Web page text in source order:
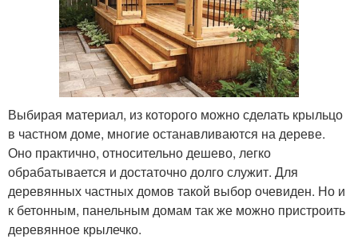
Выбирая материал, из которого можно сделать крыльцо
в частном доме, многие останавливаются на дереве.
Оно практично, относительно дешево, легко
обрабатывается и достаточно долго служит. Для
деревянных частных домов такой выбор очевиден. Но и
к бетонным, панельным домам так же можно пристроить
деревянное крылечко.